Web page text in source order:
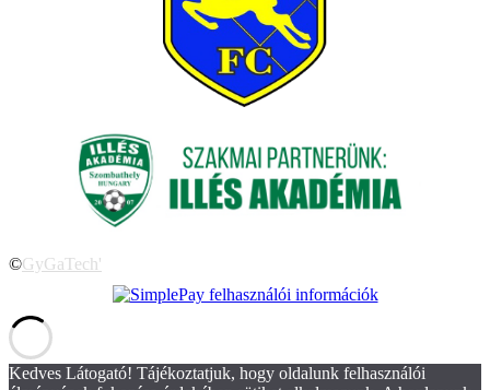
©GyGaTech'
Kedves Látogató! Tájékoztatjuk, hogy oldalunk felhasználói